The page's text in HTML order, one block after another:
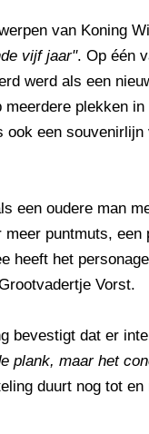
van Koning
vijf jaar". Op één
werd als een
plekken
een souvenirlijn
een oudere man
puntmuts,
heeft het
Vorst.
bevestigt dat er
plank, maar het
duurt nog tot en